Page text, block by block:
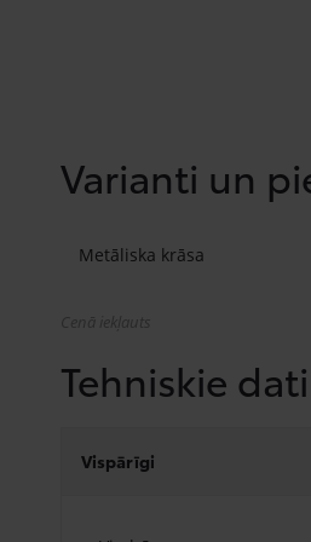
Varianti un
Metāliska krāsa
Cenā iekļauts
Tehniskie dati
Vispārīgi